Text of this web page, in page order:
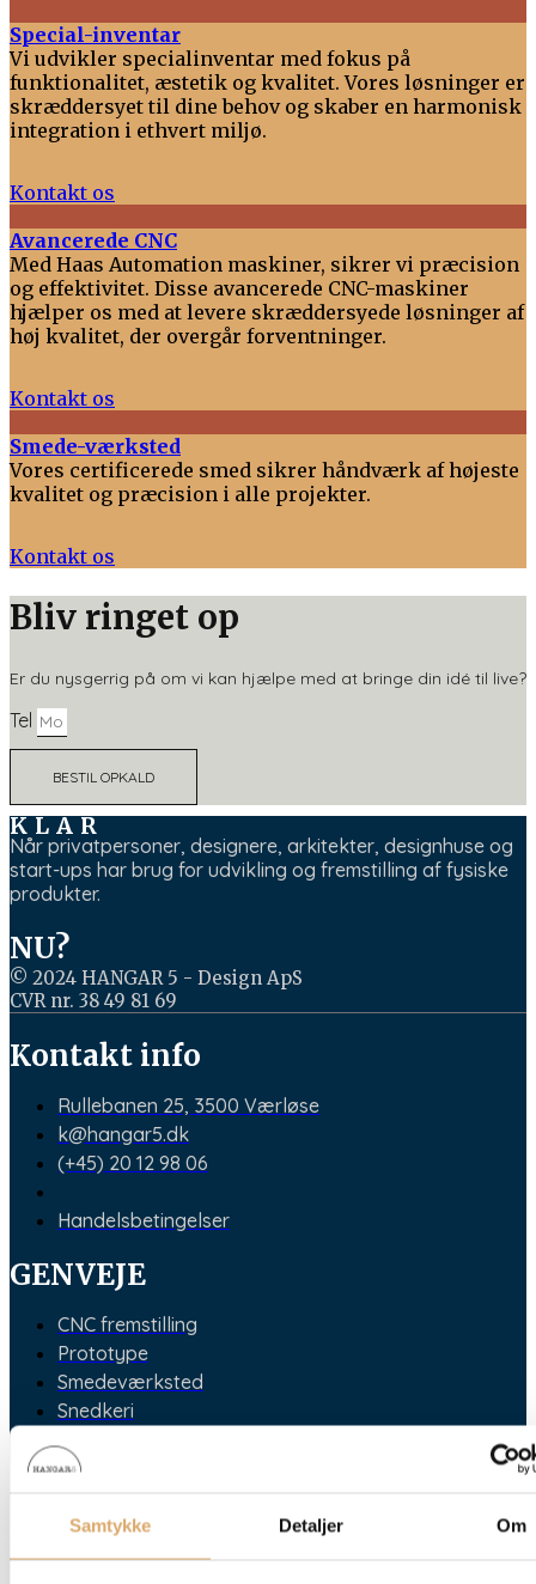
Samtykke Detaljer Om
Special-inventar
Vi udvikler specialinventar med fokus på
funktionalitet, æstetik og kvalitet. Vores løsninger er
skræddersyet til dine behov og skaber en harmonisk
integration i ethvert miljø.
Kontakt os
Avancerede CNC
Med Haas Automation maskiner, sikrer vi præcision
og effektivitet. Disse avancerede CNC-maskiner
hjælper os med at levere skræddersyede løsninger af
høj kvalitet, der overgår forventninger.
Kontakt os
Smede-værksted
Vores certificerede smed sikrer håndværk af højeste
kvalitet og præcision i alle projekter.
Kontakt os
Bliv ringet op
Er du nysgerrig på om vi kan hjælpe med at bringe din idé til live?
Tel
BESTIL OPKALD
KLAR
Når privatpersoner, designere, arkitekter, designhuse og
start-ups har brug for udvikling og fremstilling af fysiske
produkter.
NU?
© 2024 HANGAR 5 - Design ApS
CVR nr. 38 49 81 69
Kontakt info
Rullebanen 25, 3500 Værløse
k@hangar5.dk
(+45) 20 12 98 06
Handelsbetingelser
GENVEJE
CNC fremstilling
Prototype
Smedeværksted
Snedkeri
Tegnestue
Facebook